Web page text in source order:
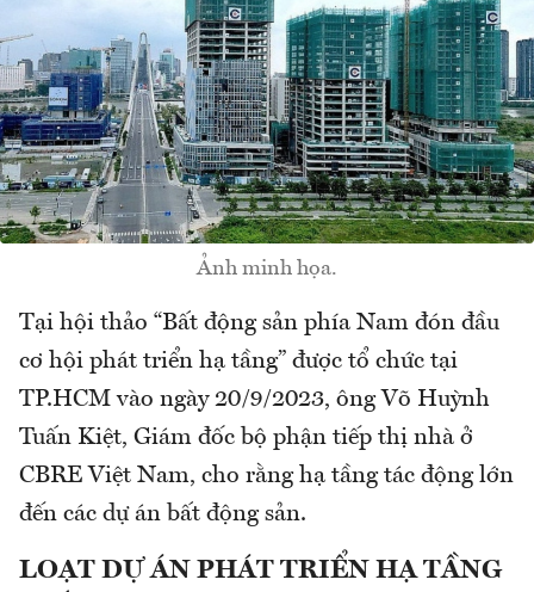
Ảnh minh họa.
Tại hội thảo “Bất động sản phía Nam đón đầu
cơ hội phát triển hạ tầng” được tổ chức tại
TP.HCM vào ngày 20/9/2023, ông Võ Huỳnh
Tuấn Kiệt, Giám đốc bộ phận tiếp thị nhà ở
CBRE Việt Nam, cho rằng hạ tầng tác động lớn
đến các dự án bất động sản.
LOẠT DỰ ÁN PHÁT TRIỂN HẠTẦNG